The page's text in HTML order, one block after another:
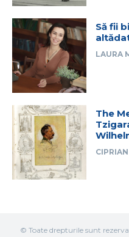
Să fii
LAURA
The
© Toate drepturile sunt